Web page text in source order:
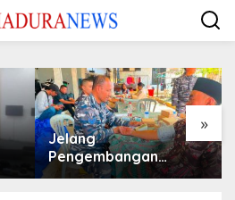
»
Jelang
Pengembangan
Lapangan Hidayah,